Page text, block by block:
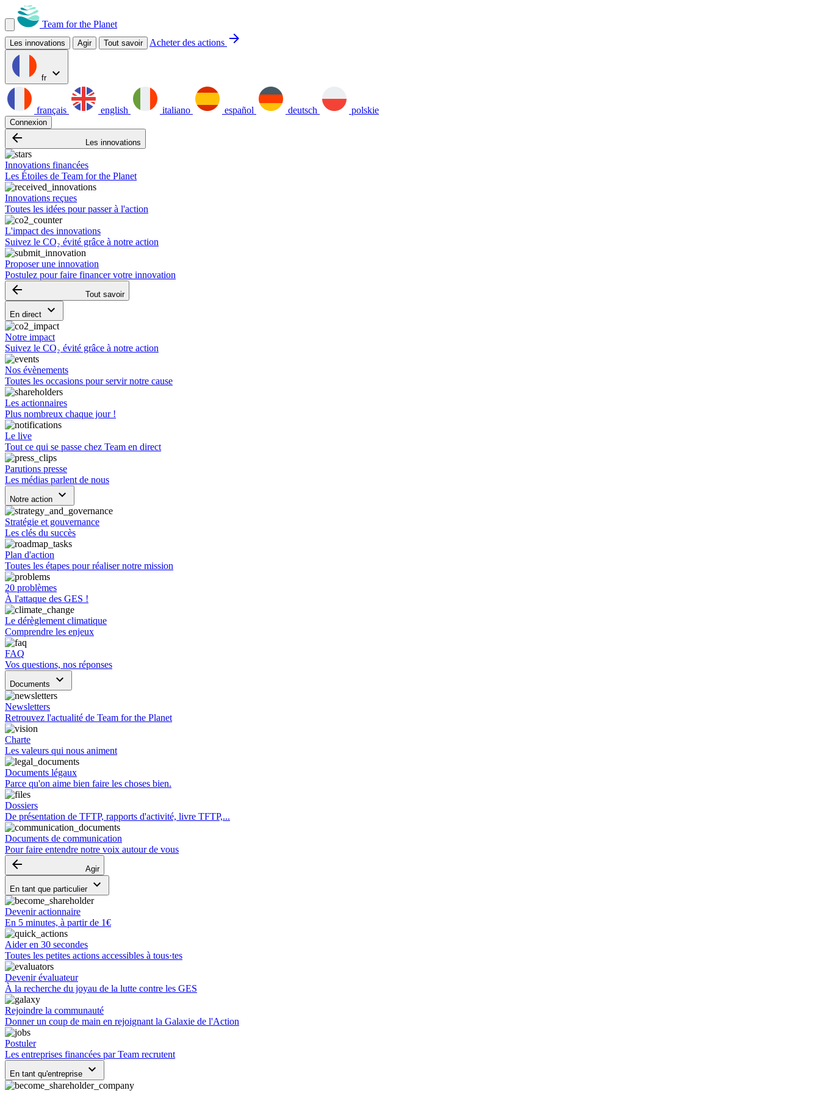
Team for the Planet
Les innovations Agir Tout savoir Acheter des actions arrow_forward
fr expand_more
français english italiano español deutsch polskie
Connexion
arrow_backward Les innovations
Innovations financées
Les Étoiles de Team for the Planet
Innovations reçues
Toutes les idées pour passer à l'action
L'impact des innovations
Suivez le CO₂ évité grâce à notre action
Proposer une innovation
Postulez pour faire financer votre innovation
arrow_backward Tout savoir
En direct keyboard_arrow_down
Notre impact
Suivez le CO₂ évité grâce à notre action
Nos évènements
Toutes les occasions pour servir notre cause
Les actionnaires
Plus nombreux chaque jour !
Le live
Tout ce qui se passe chez Team en direct
Parutions presse
Les médias parlent de nous
Notre action keyboard_arrow_down
Stratégie et gouvernance
Les clés du succès
Plan d'action
Toutes les étapes pour réaliser notre mission
20 problèmes
À l'attaque des GES !
Le dérèglement climatique
Comprendre les enjeux
FAQ
Vos questions, nos réponses
Documents keyboard_arrow_down
Newsletters
Retrouvez l'actualité de Team for the Planet
Charte
Les valeurs qui nous animent
Documents légaux
Parce qu'on aime bien faire les choses bien.
Dossiers
De présentation de TFTP, rapports d'activité, livre TFTP,...
Documents de communication
Pour faire entendre notre voix autour de vous
arrow_backward Agir
En tant que particulier keyboard_arrow_down
Devenir actionnaire
En 5 minutes, à partir de 1€
Aider en 30 secondes
Toutes les petites actions accessibles à tous·tes
Devenir évaluateur
À la recherche du joyau de la lutte contre les GES
Rejoindre la communauté
Donner un coup de main en rejoignant la Galaxie de l'Action
Postuler
Les entreprises financées par Team recrutent
En tant qu'entreprise keyboard_arrow_down